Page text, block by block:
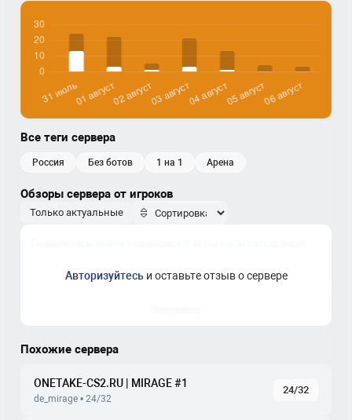
Все теги сервера
россия без ботов 1 на 1 арена
Обзоры сервера от игроков
Только актуальные
Авторизуйтесьи оставьте отзыв о сервере
Похожие сервера
ONETAKE-CS2.RU | MIRAGE #1
de_mirage • 24/32
24/32